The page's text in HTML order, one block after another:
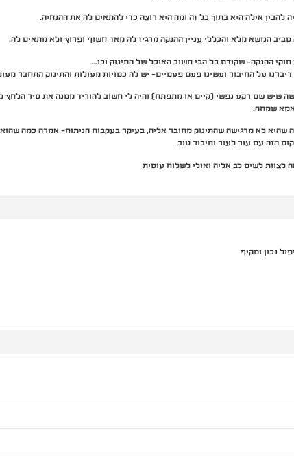
להבין אילה היא בתוך כל זה ומה היא רוצה כדי להתאים לה את ההנחיה.
הנושא מלא והכללי עניין ההנקה מרגיז לה מאד חשוף ופרוץ ולא מתאים לה.
על החיבור ועשינו פעם פעמיים- יש לה כמויות מעולות והתינוק התחבר
שיש שם רקע נפשי (קיים או מתפתח) והיה לי חשוב להוריד ממנה את סיר הלחץ
אמא שמחה.
שהיא לא מרגישה שהתינוק מחובר אליה, בעיקר בעקבוח הניתוח- אמרה כמה
הזה עם עור לעור וחיבור טוב
לצוות לשים לב אליה ואולי לשלוח עוסית
נכון ומקיף